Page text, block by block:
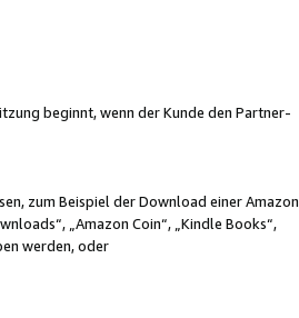
beginnt, wenn der Kunde den Partner-
zum Beispiel der Download einer Amazon
„Amazon Coin“, „Kindle Books“,
werden, oder